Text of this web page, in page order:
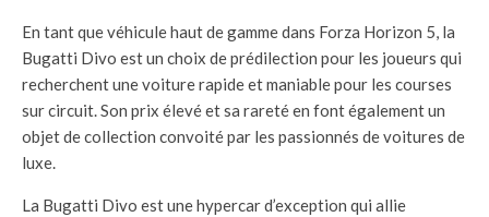
En tant que véhicule haut de gamme dans Forza Horizon 5, la
Bugatti Divo est un choix de prédilection pour les joueurs qui
recherchent une voiture rapide et maniable pour les courses
sur circuit. Son prix élevé et sa rareté en font également un
objet de collection convoité par les passionnés de voitures de
luxe.
La Bugatti Divo est une hypercar d’exception qui allie